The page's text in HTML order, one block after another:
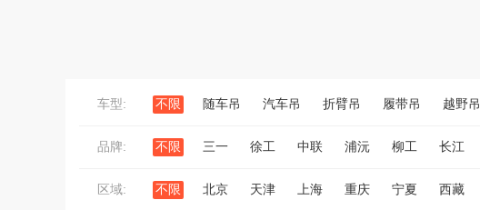
车型: 不限 随车吊 汽车吊 折臂吊 履带吊 越野吊
品牌: 不限 三一 徐工 中联 浦沅 柳工 长江
区域: 不限 北京 天津 上海 重庆 宁夏 西藏